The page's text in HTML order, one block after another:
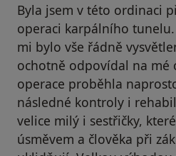
Byla jsem v této ordinaci
operaci karpálního
mi bylo vše řádně
ochotně odpovídal na mé
operace proběhla
následné kontroly i
velice milý i sestřičky,
úsměvem a člověka při